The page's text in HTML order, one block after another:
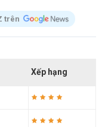
trên
Xếp hạng